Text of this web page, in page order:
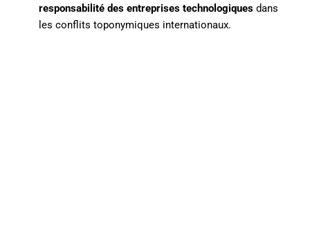
responsabilité des entreprises technologiques dans
les conflits toponymiques internationaux.